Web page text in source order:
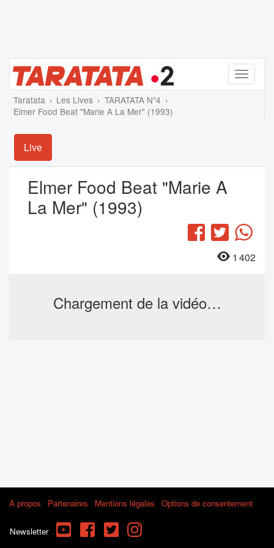
Menu
Taratata Les Lives
TARATATA N°4
Elmer Food Beat "Marie A La Mer" (1993)
Live
Elmer Food Beat "Marie A
La Mer" (1993)
Facebook
Twitter
1 402
Chargement de la vidéo…
À propos Partenaires Mentions légales Options de consentement
Newsletter YouTube FacebookTwitterInstagram